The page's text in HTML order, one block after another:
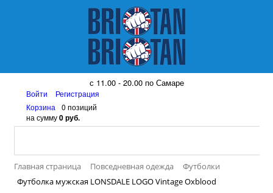
8 (917) 161 08 99
с 11.00 - 20.00 по Самаре
Войти
Регистрация
Корзина
0 позиций
на сумму0 руб.
Главная страница Повседневная одежда
Футболки
Футболка мужская LONSDALE LOGO Vintage Oxblood